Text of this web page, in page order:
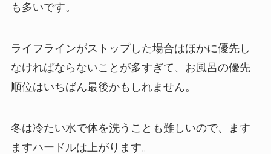
も多いです。
ライフラインがストップした場合はほかに優先し
なければならないことが多すぎて、お風呂の優先
順位はいちばん最後かもしれません。
冬は冷たい水で体を洗うことも難しいので、ます
ますハードルは上がります。